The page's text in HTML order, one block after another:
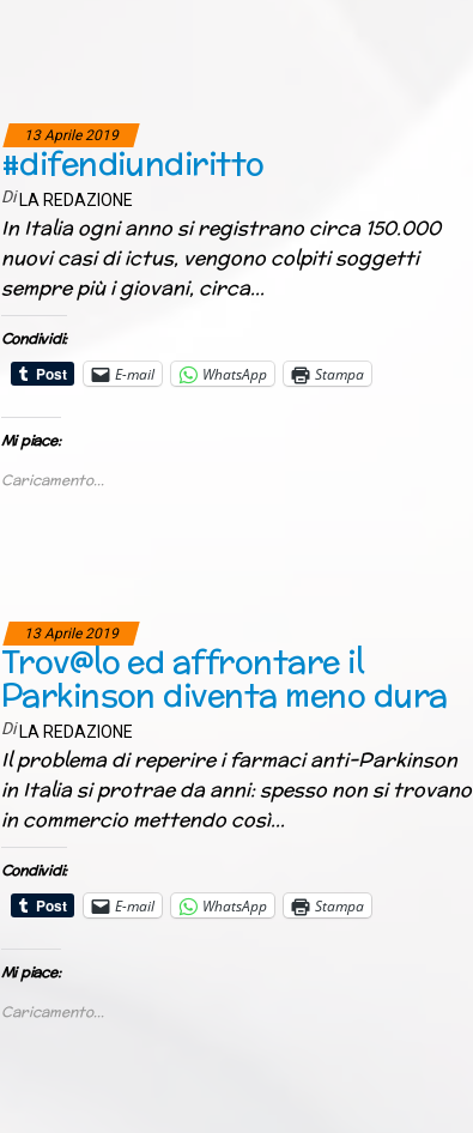
13 Aprile 2019
#difendiundiritto
Di LA REDAZIONE
In Italia ogni anno si registrano circa 150.000
nuovi casi di ictus, vengono colpiti soggetti
sempre più i giovani, circa…
Condividi:
E-mail
WhatsApp Stampa
Mi piace:
Caricamento...
13 Aprile 2019
Trov@lo ed affrontare il
Parkinson diventa meno dura
Di LA REDAZIONE
Il problema di reperire i farmaci anti-Parkinson
in Italia si protrae da anni: spesso non si trovano
in commercio mettendo così…
Condividi:
E-mail
WhatsApp Stampa
Mi piace:
Caricamento...